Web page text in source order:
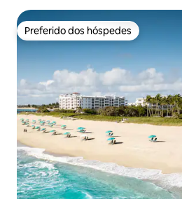
Preferido dos hóspedes
Preferido dos hóspedes